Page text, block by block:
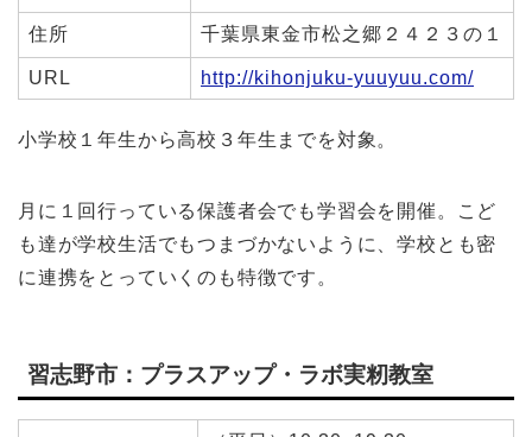
住所 千葉県東金市松之郷２４２３の１
URL http://kihonjuku-yuuyuu.com/
小学校１年生から高校３年生までを対象。
月に１回行っている保護者会でも学習会を開催。こど
も達が学校生活でもつまづかないように、学校とも密
に連携をとっていくのも特徴です。
習志野市：プラスアップ・ラボ実籾教室